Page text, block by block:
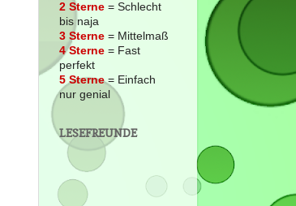
2 Sterne = Schlecht
bis naja
3 Sterne = Mittelmaß
4 Sterne = Fast
perfekt
5 Sterne= Einfach
nur genial
LESEFREUNDE